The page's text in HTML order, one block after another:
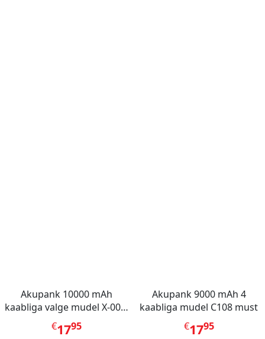
Akupank 10000 mAh
kaabliga valge mudel X-001,
Mini Berry
€1795
Akupank 9000 mAh 4
kaabliga mudel C108 must
€1795